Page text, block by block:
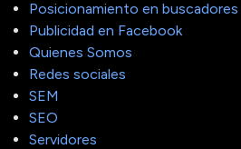
Posicionamiento en buscadores
Publicidad en Facebook
Quienes Somos
Redes sociales
SEM
SEO
Servidores